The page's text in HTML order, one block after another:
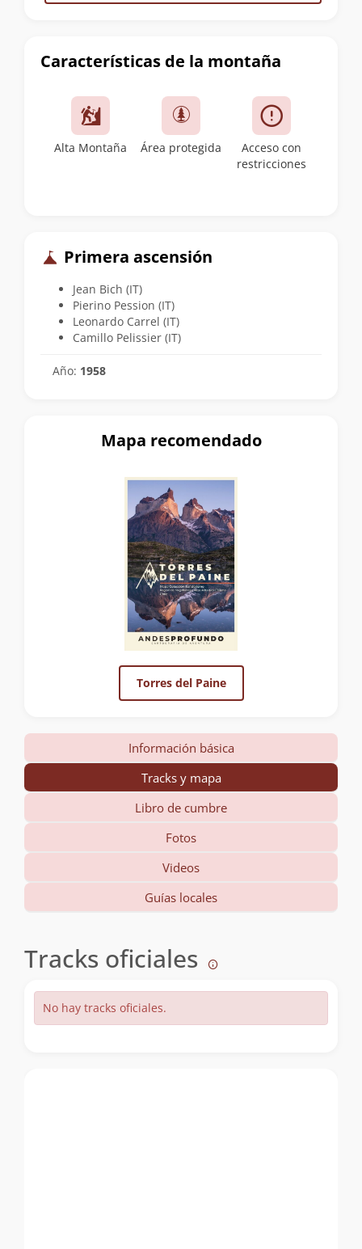
Características de la montaña
Alta Montaña Área protegida
Acceso con
restricciones
Primera ascensión
Jean Bich (IT)
Pierino Pession (IT)
Leonardo Carrel (IT)
Camillo Pelissier (IT)
Año: 1958
Mapa recomendado
Torres del Paine
Información básica
Tracks y mapa
Libro de cumbre
Fotos
Videos
Guías locales
Tracks oficiales
No hay tracks oficiales.